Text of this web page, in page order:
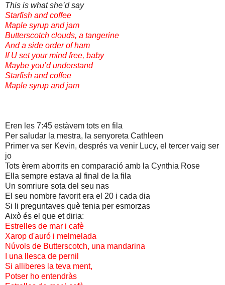
This is what she’d say
Starfish and coffee
Maple syrup and jam
Butterscotch clouds, a tangerine
And a side order of ham
If U set your mind free, baby
Maybe you’d understand
Starfish and coffee
Maple syrup and jam
Eren les 7:45 estàvem tots en fila
Per saludar la mestra, la senyoreta Cathleen
Primer va ser Kevin, després va venir Lucy, el tercer vaig ser
jo
Tots èrem aborrits en comparació amb la Cynthia Rose
Ella sempre estava al final de la fila
Un somriure sota del seu nas
El seu nombre favorit era el 20 i cada dia
Si li preguntaves què tenia per esmorzas
Això és el que etdiria:
Estrelles de mar i cafè
Xarop d'auró i melmelada
Núvols de Butterscotch, una mandarina
una llesca de pernil
Si alliberes la teva ment,
Potser ho entendràs